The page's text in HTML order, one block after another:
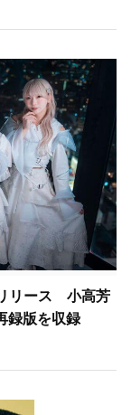
リース 小高芳
録版を収録